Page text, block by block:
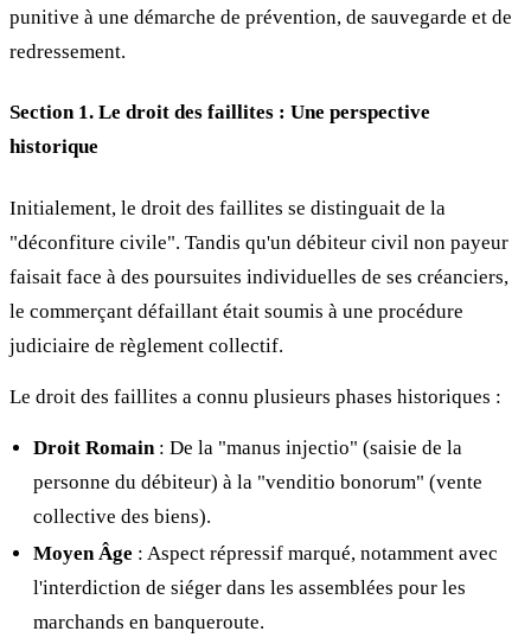
punitive à une démarche de prévention, de sauvegarde et de
redressement.
Section 1. Le droit des faillites : Une perspective
historique
Initialement, le droit des faillites se distinguait de la
"déconfiture civile". Tandis qu'un débiteur civil non payeur
faisait face à des poursuites individuelles de ses créanciers,
le commerçant défaillant était soumis à une procédure
judiciaire de règlement collectif.
Le droit des faillites a connu plusieurs phases historiques :
Droit Romain: De la "manus injectio" (saisie de la
personne du débiteur) à la "venditio bonorum" (vente
collective des biens).
Moyen Âge : Aspect répressif marqué, notamment avec
l'interdiction de siéger dans les assemblées pour les
marchands en banqueroute.